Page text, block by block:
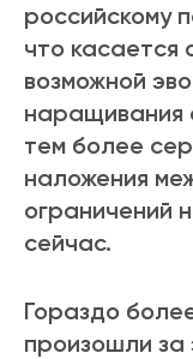
российскому
что касается
возможной
наращивания
тем более
наложения
ограничений
сейчас.
Гораздо
произошли за